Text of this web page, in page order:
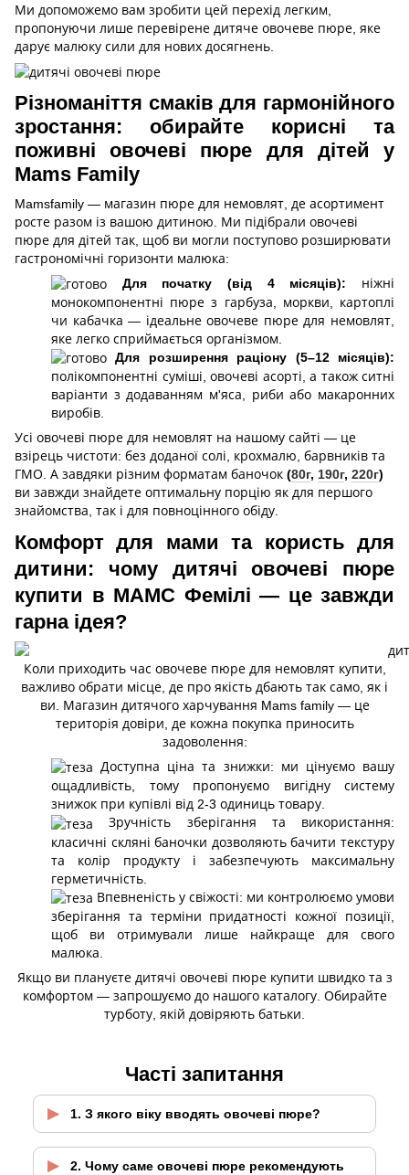
Ми допоможемо вам зробити цей перехід легким,
пропонуючи лише перевірене дитяче овочеве пюре, яке
дарує малюку сили для нових досягнень.
Різноманіття смаків для гармонійного
зростання: обирайте корисні та
поживні овочеві пюре для дітей у
Mams Family
Mamsfamily — магазин пюре для немовлят, де асортимент
росте разом із вашою дитиною. Ми підібрали овочеві
пюре для дітей так, щоб ви могли поступово розширювати
гастрономічні горизонти малюка:
Для початку (від 4 місяців): ніжні
монокомпонентні пюре з гарбуза, моркви, картоплі
чи кабачка — ідеальне овочеве пюре для немовлят,
яке легко сприймається організмом.
Для розширення раціону (5–12 місяців):
полікомпонентні суміші, овочеві асорті, а також ситні
варіанти з додаванням м'яса, риби або макаронних
виробів.
Усі овочеві пюре для немовлят на нашому сайті — це
взірець чистоти: без доданої солі, крохмалю, барвників та
ГМО. А завдяки різним форматам баночок (80г, 190г, 220г)
ви завжди знайдете оптимальну порцію як для першого
знайомства, так і для повноцінного обіду.
Комфорт для мами та користь для
дитини: чому дитячі овочеві пюре
купити в МАМС Фемілі — це завжди
гарна ідея?
Коли приходить час овочеве пюре для немовлят купити,
важливо обрати місце, де про якість дбають так само, як і
ви. Магазин дитячого харчування Mams family — це
територія довіри, де кожна покупка приносить
задоволення:
Доступна ціна та знижки: ми цінуємо вашу
ощадливість, тому пропонуємо вигідну систему
знижок при купівлі від 2-3 одиниць товару.
Зручність зберігання та використання:
класичні скляні баночки дозволяють бачити текстуру
та колір продукту і забезпечують максимальну
герметичність.
Впевненість у свіжості: ми контролюємо умови
зберігання та терміни придатності кожної позиції,
щоб ви отримували лише найкраще для свого
малюка.
Якщо ви плануєте дитячі овочеві пюре купити швидко та з
комфортом — запрошуємо до нашого каталогу. Обирайте
турботу, якій довіряють батьки.
Часті запитання
1. З якого віку вводять овочеві пюре?
2. Чому саме овочеві пюре рекомендують